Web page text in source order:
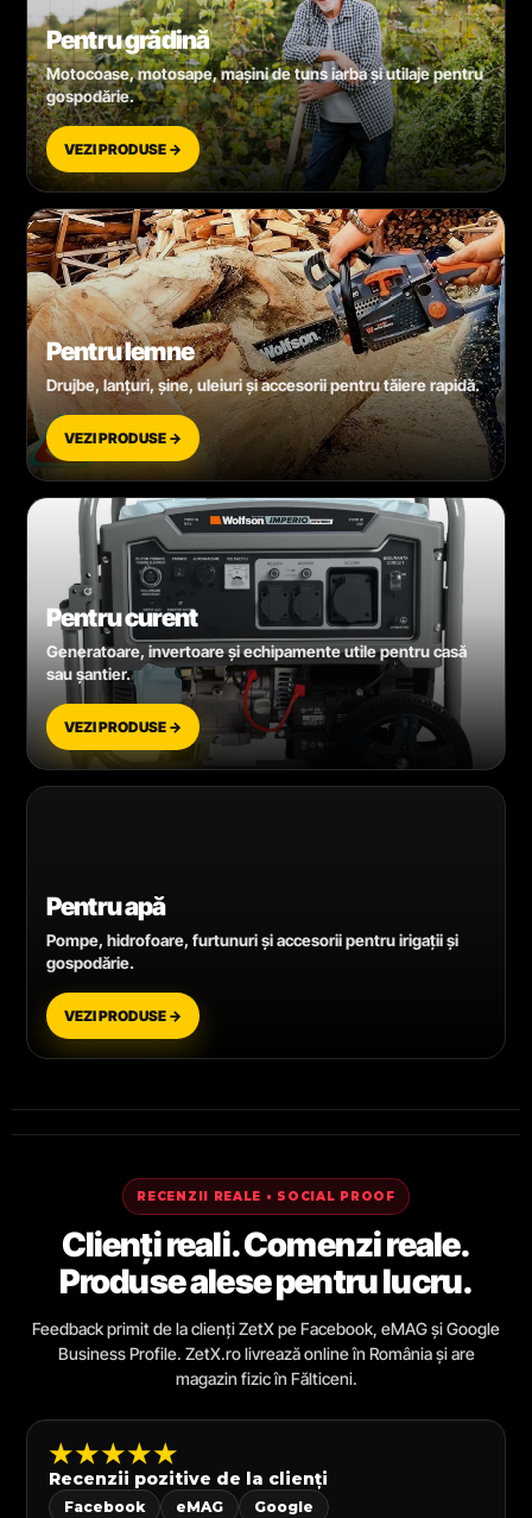
Pentru grădină
Motocoase, motosape, mașini de tuns iarba și utilaje pentru
gospodărie.
VEZI PRODUSE →
Pentru lemne
Drujbe, lanțuri, șine, uleiuri și accesorii pentru tăiere rapidă.
VEZI PRODUSE →
Pentru curent
Generatoare, invertoare și echipamente utile pentru casă
sau șantier.
VEZI PRODUSE →
Pentru apă
Pompe, hidrofoare, furtunuri și accesorii pentru irigații și
gospodărie.
VEZI PRODUSE →
RECENZII REALE • SOCIAL PROOF
Clienți reali. Comenzi reale.
Produse alese pentru lucru.
Feedback primit de la clienți ZetX pe Facebook, eMAG și Google
Business Profile. ZetX.ro livrează online în România și are
magazin fizic în Fălticeni.
★★★★★
Recenzii pozitive de la clienți
Facebook eMAG Google